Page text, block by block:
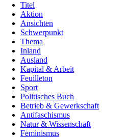
Titel
Aktion
Ansichten
Schwerpunkt
Thema
Inland
Ausland
Kapital & Arbeit
Feuilleton
Sport
Politisches Buch
Betrieb & Gewerkschaft
Antifaschismus
Natur & Wissenschaft
Feminismus